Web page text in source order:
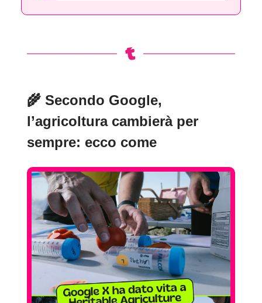
🌾 Secondo Google,
l’agricoltura cambierà per
sempre: ecco come